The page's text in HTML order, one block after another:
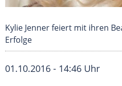
Kylie Jenner feiert mit ihren
Erfolge
01.10.2016 - 14:46 Uhr